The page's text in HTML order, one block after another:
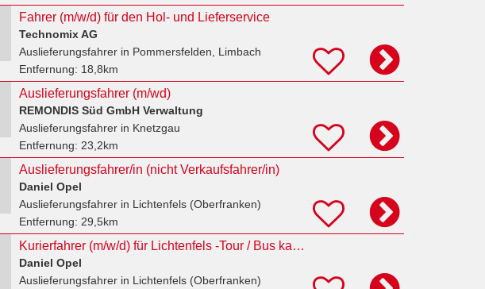
Fahrer (m/w/d) für den Hol- und Lieferservice
Technomix AG
Auslieferungsfahrerin Pommersfelden, Limbach
Entfernung: 18,8km
Auslieferungsfahrer (m/wd)
REMONDIS Süd GmbH Verwaltung
Auslieferungsfahrerin Knetzgau
Entfernung: 23,2km
Auslieferungsfahrer/in (nicht Verkaufsfahrer/in)
Daniel Opel
Auslieferungsfahrerin Lichtenfels (Oberfranken)
Entfernung: 29,5km
Kurierfahrer (m/w/d) für Lichtenfels -Tour / Bus kann n.H. mitgenommen werden
Daniel Opel
Auslieferungsfahrerin Lichtenfels (Oberfranken)